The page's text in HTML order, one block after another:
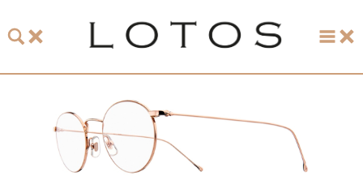
LOTOS 2026 眼镜系列